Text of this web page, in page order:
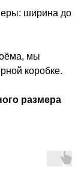
ширина до
мы
коробке.
размера